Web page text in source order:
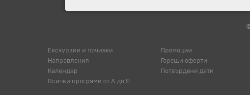
Екскурзии и почивки
Направления
Календар
Всички програми от А до Я
Промоции
Горещи оферти
Потвърдени дати